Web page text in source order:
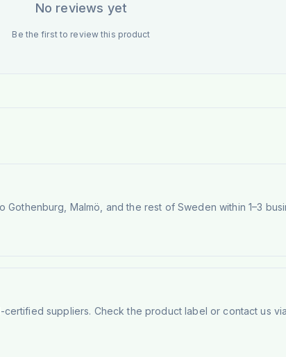
No reviews yet
Be the first to review this product
Malmö, and the rest of Sweden within 1–3
suppliers. Check the product label or contact us